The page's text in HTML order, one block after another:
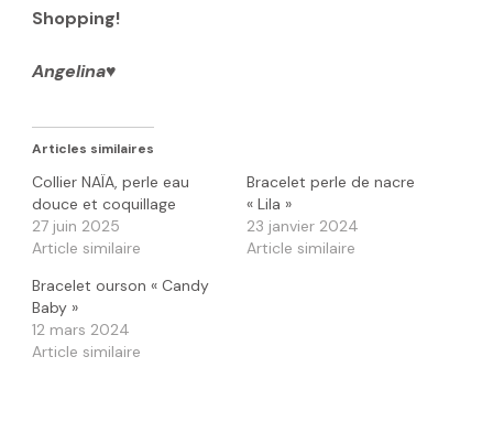
Shopping!
Angelina♥️
Articles similaires
Collier NAÏA, perle eau
douce et coquillage
27 juin 2025
Article similaire
Bracelet perle de nacre
« Lila »
23 janvier 2024
Article similaire
Bracelet ourson « Candy
Baby »
12 mars 2024
Article similaire